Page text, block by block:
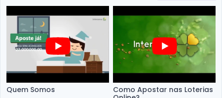
Quem Somos
Como Apostar nas Loterias